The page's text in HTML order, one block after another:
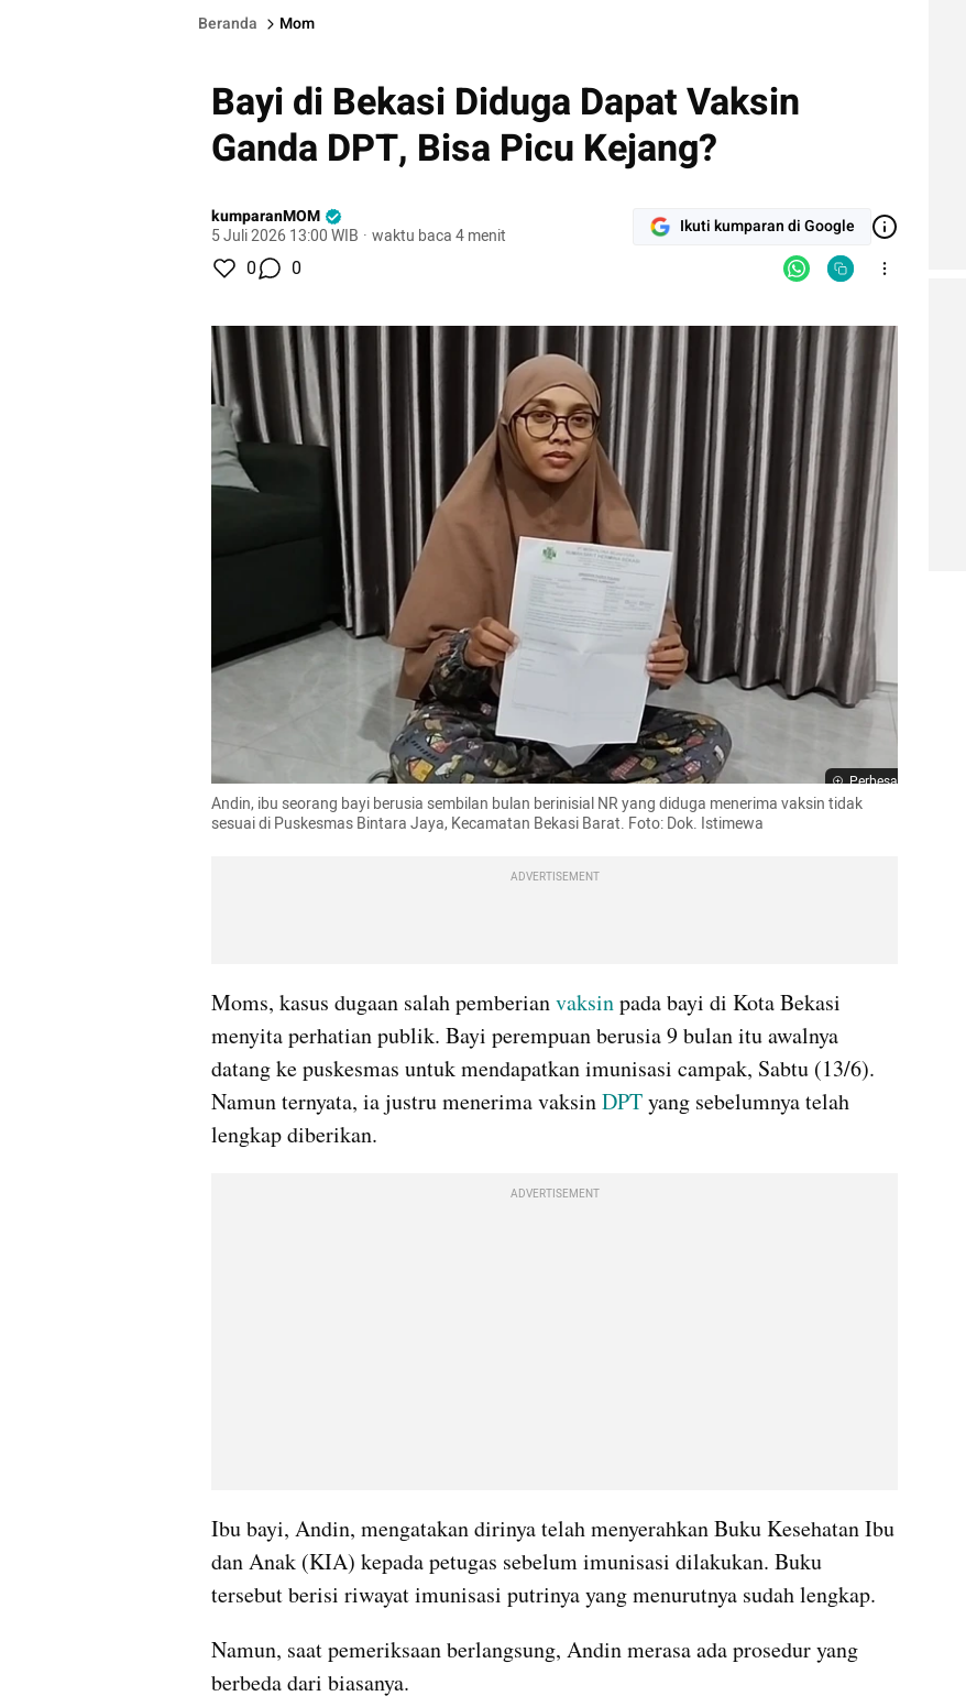
Beranda Mom
Bayi di Bekasi Diduga Dapat Vaksin
Ganda DPT, Bisa Picu Kejang?
kumparanMOM
5 Juli 2026 13:00 WIB · waktu baca 4 menit Ikuti kumparan di Google
0 0
Perbesar
Andin, ibu seorang bayi berusia sembilan bulan berinisial NR yang diduga menerima vaksin tidak
sesuai di Puskesmas Bintara Jaya, Kecamatan Bekasi Barat. Foto: Dok. Istimewa
ADVERTISEMENT
Moms, kasus dugaan salah pemberian vaksin pada bayi di Kota Bekasi
menyita perhatian publik. Bayi perempuan berusia 9 bulan itu awalnya
datang ke puskesmas untuk mendapatkan imunisasi campak, Sabtu (13/6).
Namun ternyata, ia justru menerima vaksin DPT yang sebelumnya telah
lengkap diberikan.
ADVERTISEMENT
Ibu bayi, Andin, mengatakan dirinya telah menyerahkan Buku Kesehatan Ibu
dan Anak (KIA) kepada petugas sebelum imunisasi dilakukan. Buku
tersebut berisi riwayat imunisasi putrinya yang menurutnya sudah lengkap.
Namun, saat pemeriksaan berlangsung, Andin merasa ada prosedur yang
berbeda dari biasanya.